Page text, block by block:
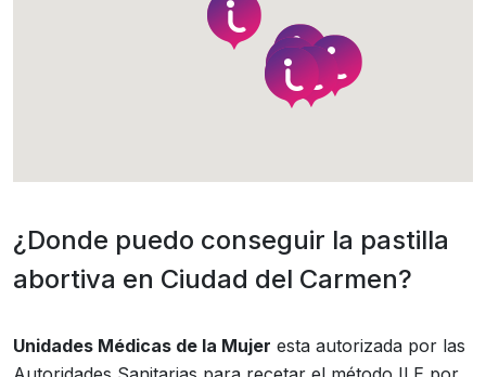
¿Donde puedo conseguir la pastilla
abortiva en Ciudad del Carmen?
Unidades Médicas de la Mujer esta autorizada por las